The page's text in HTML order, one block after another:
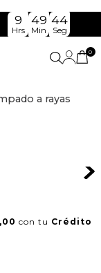
9
Hrs
49
Min
44
Seg
0
a rayas
con tu Crédito